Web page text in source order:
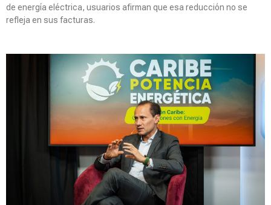
de energía eléctrica, usuarios afirman que esa reducción no se
refleja en sus facturas.